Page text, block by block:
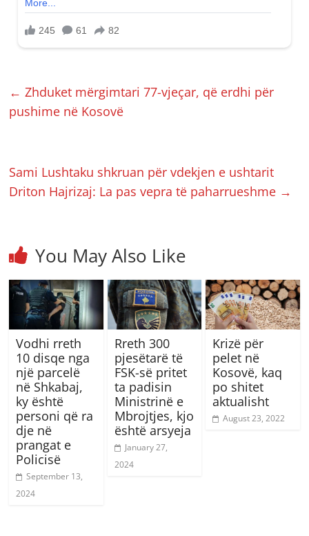
← Zhduket mërgimtari 77-vjeçar, që erdhi për
pushime në Kosovë
Sami Lushtaku shkruan për vdekjen e ushtarit
Driton Hajrizaj: La pas vepra të paharrueshme →
You May Also Like
Vodhi rreth
10 disqe nga
një parcelë
në Shkabaj,
ky është
personi që ra
dje në
prangat e
Policisë
September 13,
2024
Rreth 300
pjesëtarë të
FSK-së pritet
ta padisin
Ministrinë e
Mbrojtjes, kjo
është arsyeja
January 27,
2024
Krizë për
pelet në
Kosovë, kaq
po shitet
aktualisht
August 23, 2022